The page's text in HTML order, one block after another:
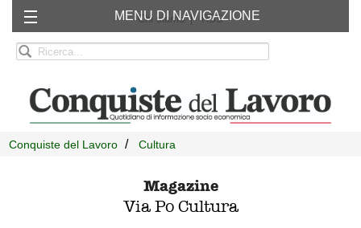
Chi siamo RSS
MENU DI NAVIGAZIONE
Conquiste del Lavoro Cultura
Magazine
Via Po Cultura